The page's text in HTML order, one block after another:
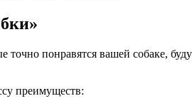
понравятся вашей собаке,
преимуществ: